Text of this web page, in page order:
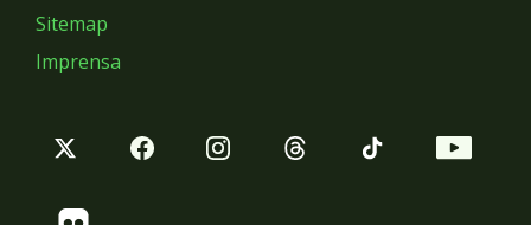
Sitemap
Imprensa